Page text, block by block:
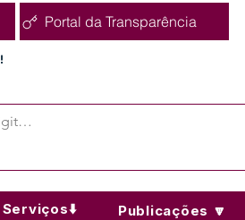
Portal da Transparência
Serviços⬇️ Publicações 🔽